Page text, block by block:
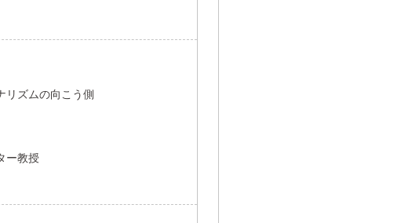
ズムの向こう側
ー教授